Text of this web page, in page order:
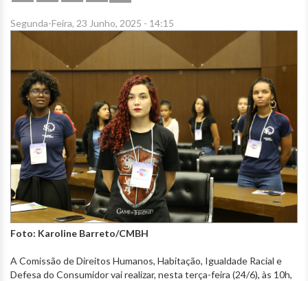
Segunda-Feira, 23 Junho, 2025 - 14:15
Foto: Karoline Barreto/CMBH
A Comissão de Direitos Humanos, Habitação, Igualdade Racial e
Defesa do Consumidor vai realizar, nesta terça-feira (24/6), às 10h,